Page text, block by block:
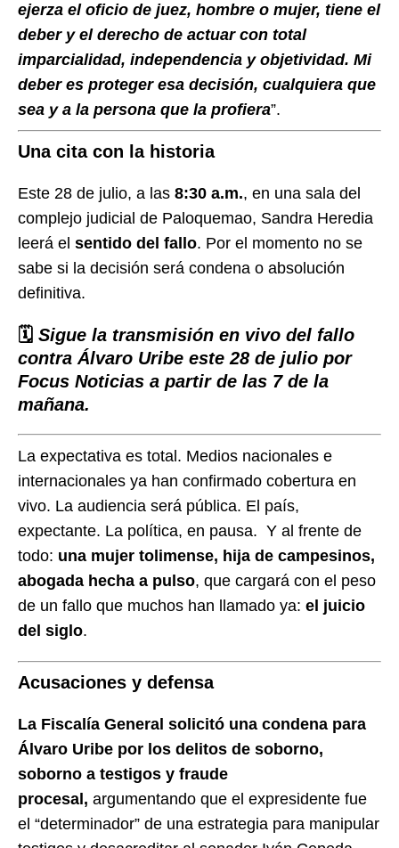
ejerza el oficio de juez, hombre o mujer, tiene el
deber y el derecho de actuar con total
imparcialidad, independencia y objetividad. Mi
deber es proteger esa decisión, cualquiera que
sea y a la persona que la profiera”.
Una cita con la historia
Este 28 de julio, a las 8:30 a.m., en una sala del
complejo judicial de Paloquemao, Sandra Heredia
leerá el sentido del fallo. Por el momento no se
sabe si la decisión será condena o absolución
definitiva.
🗓️ Sigue la transmisión en vivo del fallo
contra Álvaro Uribe este 28 de julio por
Focus Noticias a partir de las 7 de la
mañana.
La expectativa es total. Medios nacionales e
internacionales ya han confirmado cobertura en
vivo. La audiencia será pública. El país,
expectante. La política, en pausa. Y al frente de
todo: una mujer tolimense, hija de campesinos,
abogada hecha a pulso, que cargará con el peso
de un fallo que muchos han llamado ya: el juicio
del siglo.
Acusaciones y defensa
La Fiscalía General solicitó una condena para
Álvaro Uribe por los delitos de soborno,
soborno a testigos y fraude
procesal, argumentando que el expresidente fue
el “determinador” de una estrategia para manipular